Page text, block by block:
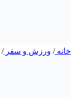
خانه/ ورزش و سفر/